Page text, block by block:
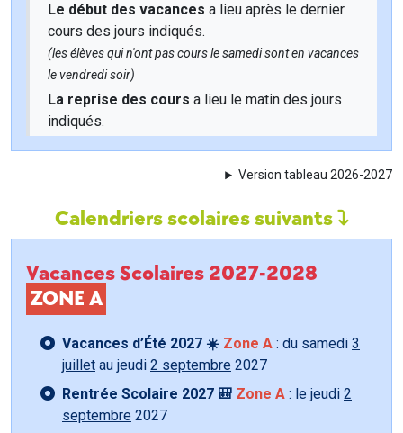
Le début des vacances a lieu après le dernier
cours des jours indiqués.
(les élèves qui n'ont pas cours le samedi sont en vacances
le vendredi soir)
La reprise des cours a lieu le matin des jours
indiqués.
Version tableau 2026-2027
Calendriers scolaires suivants
Vacances Scolaires 2027-2028
ZONE A
Vacances d’Été 2027 ☀️ Zone A : du samedi 3
juillet au jeudi 2 septembre 2027
Rentrée Scolaire 2027 🎒 Zone A : le jeudi 2
septembre 2027